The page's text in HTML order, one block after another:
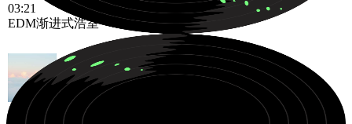
03:21
EDM渐进式浩室